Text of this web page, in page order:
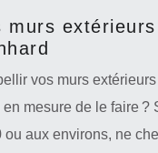
murs
vos murs
mesure de le faire ?
ou aux environs, ne